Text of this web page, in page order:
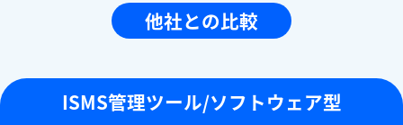
他社との比較
ISMS管理ツール/ソフトウェア型